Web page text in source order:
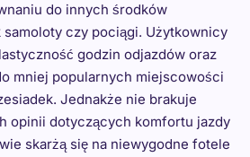
do innych środków
czy pociągi. Użytkownicy
godzin odjazdów oraz
mniej popularnych miejscowości
Jednakże nie brakuje
opinii dotyczących komfortu jazdy
skarżą się na niewygodne fotele